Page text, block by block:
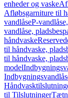
enheder og vaske
Afløbsgarniture til
vandlåseP-
vandlåse,
håndvaske
til håndvaske,
til håndvaske,
model
til Tilslutninger